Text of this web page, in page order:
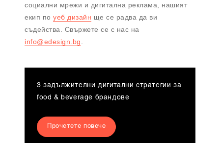
социални мрежи и дигитална реклама, нашият
екип по уеб дизайн ще се радва да ви
съдейства. Свържете се с нас на
info@edesign.bg
3 задължителни дигитални стратегии за
food & beverage брандове
Прочетете повече